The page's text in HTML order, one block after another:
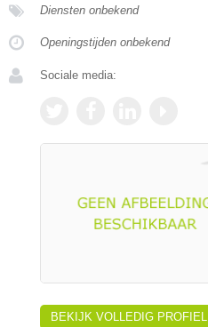
Diensten onbekend
Openingstijden onbekend
Sociale media:
BEKIJK VOLLEDIG PROFIEL